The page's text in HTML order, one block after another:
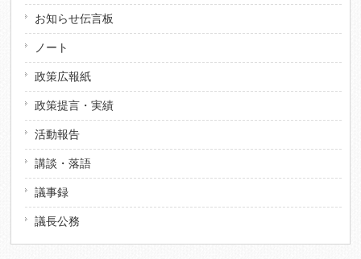
お知らせ伝言板
ノート
政策広報紙
政策提言・実績
活動報告
講談・落語
議事録
議長公務